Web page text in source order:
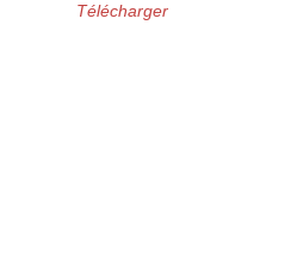
Télécharger